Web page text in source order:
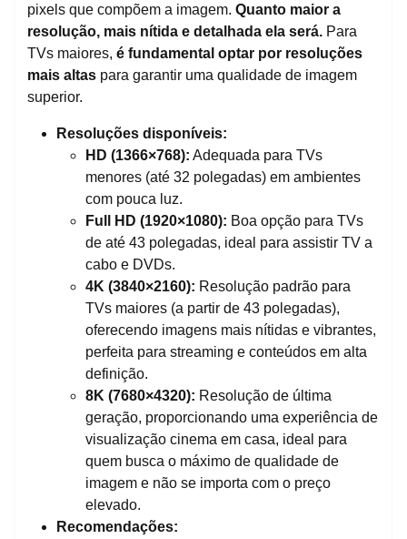
pixels que compõem a imagem. Quanto maior a
resolução, mais nítida e detalhada ela será. Para
TVs maiores, é fundamental optar por resoluções
mais altas para garantir uma qualidade de imagem
superior.
Resoluções disponíveis:
HD (1366×768): Adequada para TVs
menores (até 32 polegadas) em ambientes
com pouca luz.
Full HD (1920×1080): Boa opção para TVs
de até 43 polegadas, ideal para assistir TV a
cabo e DVDs.
4K (3840×2160): Resolução padrão para
TVs maiores (a partir de 43 polegadas),
oferecendo imagens mais nítidas e vibrantes,
perfeita para streaming e conteúdos em alta
definição.
8K (7680×4320): Resolução de última
geração, proporcionando uma experiência de
visualização cinema em casa, ideal para
quem busca o máximo de qualidade de
imagem e não se importa com o preço
elevado.
Recomendações: